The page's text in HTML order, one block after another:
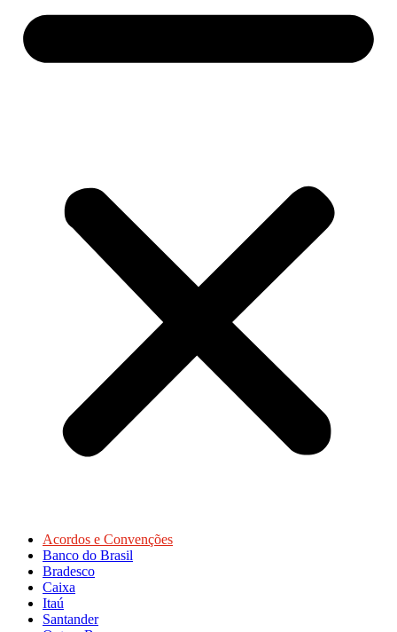
Acordos e Convenções
Banco do Brasil
Bradesco
Caixa
Itaú
Santander